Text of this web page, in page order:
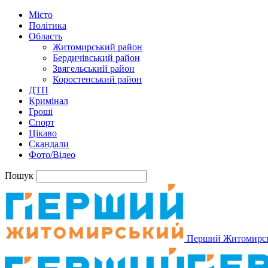
Місто
Політика
Область
Житомирський район
Бердичівський район
Звягельський район
Коростенський район
ДТП
Кримінал
Гроші
Спорт
Цікаво
Скандали
Фото/Відео
Пошук
Перший